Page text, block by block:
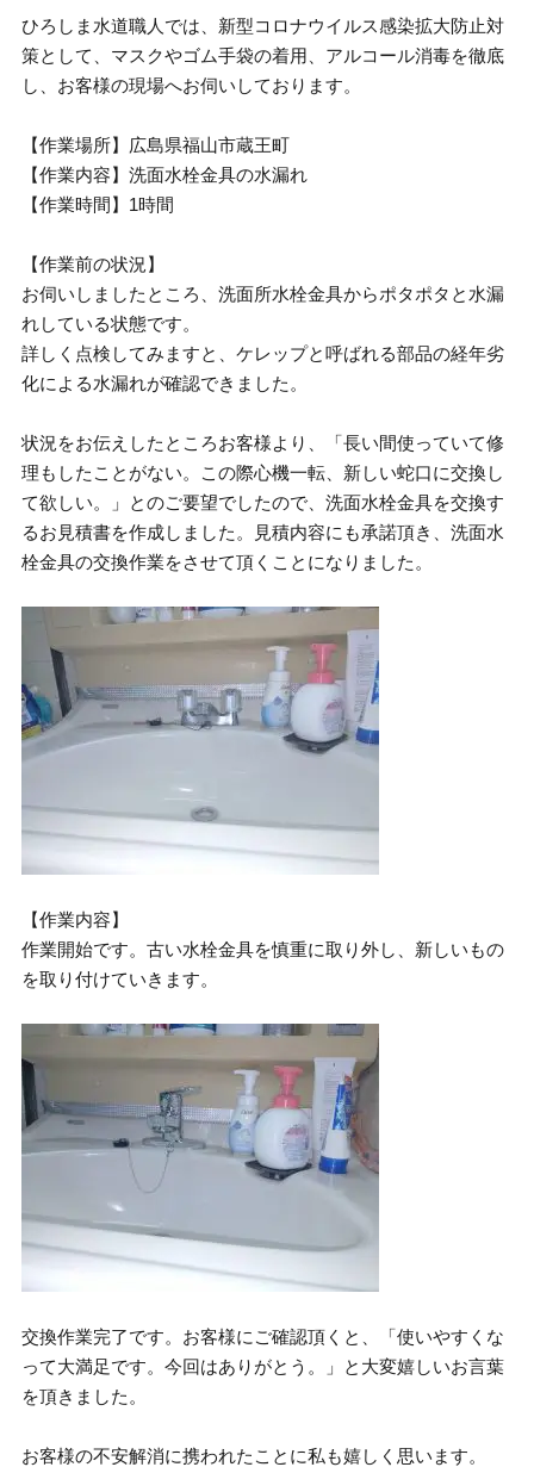
ひろしま水道職人では、新型コロナウイルス感染拡大防止対
策として、マスクやゴム手袋の着用、アルコール消毒を徹底
し、お客様の現場へお伺いしております。
【作業場所】広島県福山市蔵王町
【作業内容】洗面水栓金具の水漏れ
【作業時間】1時間
【作業前の状況】
お伺いしましたところ、洗面所水栓金具からポタポタと水漏
れしている状態です。
詳しく点検してみますと、ケレップと呼ばれる部品の経年劣
化による水漏れが確認できました。
状況をお伝えしたところお客様より、「長い間使っていて修
理もしたことがない。この際心機一転、新しい蛇口に交換し
て欲しい。」とのご要望でしたので、洗面水栓金具を交換す
るお見積書を作成しました。見積内容にも承諾頂き、洗面水
栓金具の交換作業をさせて頂くことになりました。
【作業内容】
作業開始です。古い水栓金具を慎重に取り外し、新しいもの
を取り付けていきます。
交換作業完了です。お客様にご確認頂くと、「使いやすくな
って大満足です。今回はありがとう。」と大変嬉しいお言葉
を頂きました。
お客様の不安解消に携われたことに私も嬉しく思います。